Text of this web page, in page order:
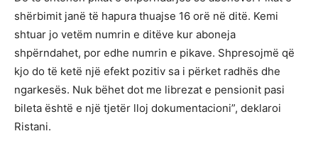
shërbimit janë të hapura thuajse 16 orë në ditë. Kemi
shtuar jo vetëm numrin e ditëve kur aboneja
shpërndahet, por edhe numrin e pikave. Shpresojmë që
kjo do të ketë një efekt pozitiv sa i përket radhës dhe
ngarkesës. Nuk bëhet dot me librezat e pensionit pasi
bileta është e një tjetër lloj dokumentacioni”, deklaroi
Ristani.